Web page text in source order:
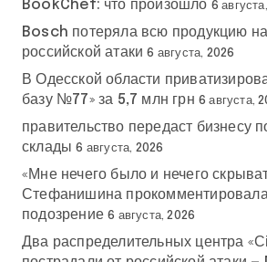
BookChef: что произошло 6
Bosch потеряла всю продукцию
российской атаки 6 августа, 2026
В Одесской области
базу №77» за 5,7 млн грн 6 августа,
правительство передаст бизнесу
склады 6 августа, 2026
«Мне нечего было и нечего
Стефанишина
подозрение 6 августа, 2026
Два распределительных центра